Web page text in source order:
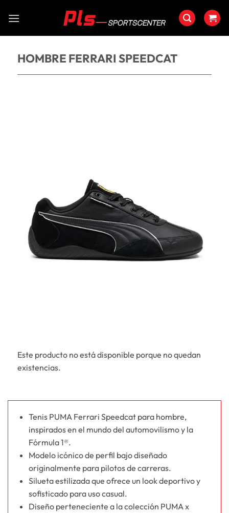
HOMBRE FERRARI SPEEDCAT
Este producto no está disponible porque no quedan
existencias.
Tenis PUMA Ferrari Speedcat para hombre,
inspirados en el mundo del automovilismo y la
Fórmula 1®.
Modelo icónico de perfil bajo diseñado
originalmente para pilotos de carreras.
Silueta estilizada que ofrece un look deportivo y
sofisticado para uso casual.
Diseño perteneciente a la colección PUMA x